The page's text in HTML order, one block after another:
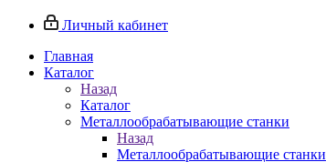
Личный кабинет
Главная
Каталог
Назад
Каталог
Металлообрабатывающие станки
Назад
Металлообрабатывающие станки